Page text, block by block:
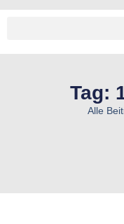
Tag:
Alle